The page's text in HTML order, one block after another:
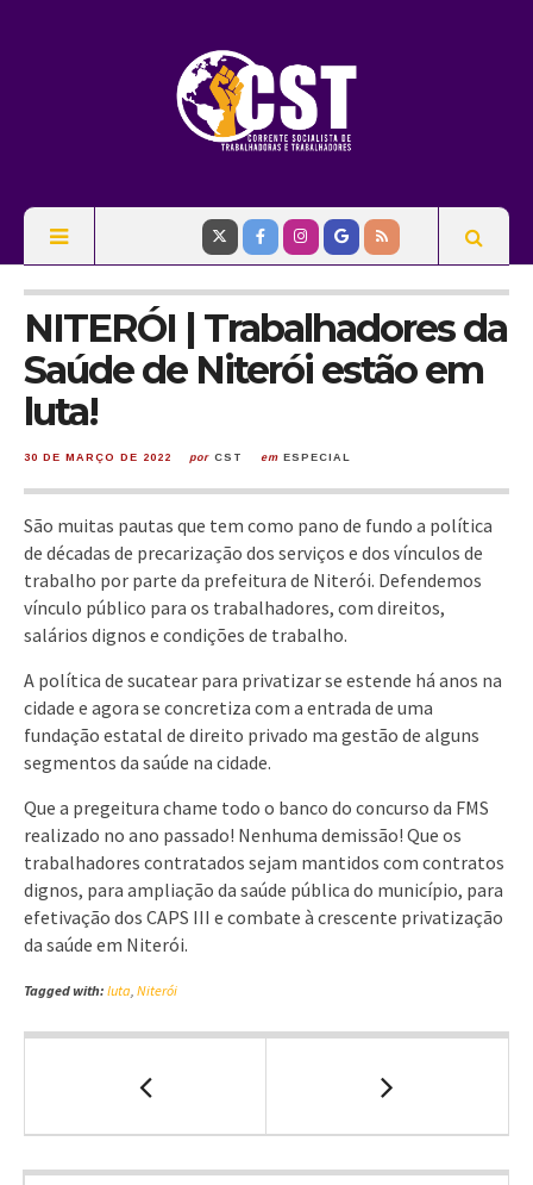
NITERÓI | Trabalhadores da
Saúde de Niterói estão em
luta!
30 DE MARÇO DE 2022 por CST em ESPECIAL
São muitas pautas que tem como pano de fundo a política
de décadas de precarização dos serviços e dos vínculos de
trabalho por parte da prefeitura de Niterói. Defendemos
vínculo público para os trabalhadores, com direitos,
salários dignos e condições de trabalho.
A política de sucatear para privatizar se estende há anos na
cidade e agora se concretiza com a entrada de uma
fundação estatal de direito privado ma gestão de alguns
segmentos da saúde na cidade.
Que a pregeitura chame todo o banco do concurso da FMS
realizado no ano passado! Nenhuma demissão! Que os
trabalhadores contratados sejam mantidos com contratos
dignos, para ampliação da saúde pública do município, para
efetivação dos CAPS III e combate à crescente privatização
da saúde em Niterói.
Tagged with: luta, Niterói